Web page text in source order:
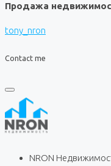
Продажа
tony_nron
Contact me
NRON